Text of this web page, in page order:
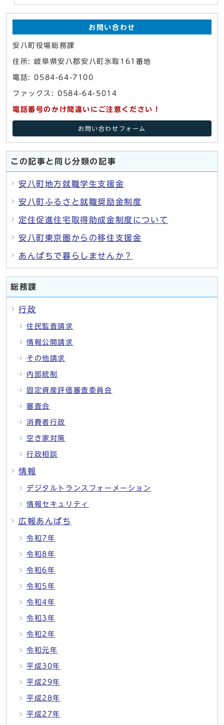
お問い合わせ
安八町役場総務課
住所: 岐阜県安八郡安八町氷取161番地
電話: 0584-64-7100
ファックス: 0584-64-5014
電話番号のかけ間違いにご注意ください！
お問い合わせフォーム
この記事と同じ分類の記事
安八町地方就職学生支援金
安八町ふるさと就職奨励金制度
定住促進住宅取得助成金制度について
安八町東京圏からの移住支援金
あんぱちで暮らしませんか？
総務課
行政
住民監査請求
情報公開請求
その他請求
内部統制
固定資産評価審査委員会
審査会
消費者行政
空き家対策
行政相談
情報
デジタルトランスフォーメーション
情報セキュリティ
広報あんぱち
令和7年
令和8年
令和6年
令和5年
令和4年
令和3年
令和2年
令和元年
平成30年
平成29年
平成28年
平成27年